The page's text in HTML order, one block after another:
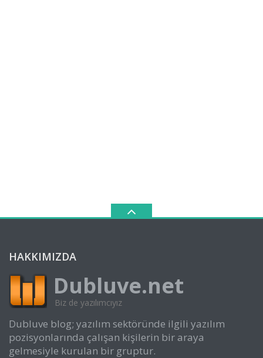
HAKKIMIZDA
Dubluve.net
Biz de yazılımcıyız
Dubluve blog; yazılım sektöründe ilgili yazılım
pozisyonlarında çalışan kişilerin bir araya
gelmesiyle kurulan bir gruptur.